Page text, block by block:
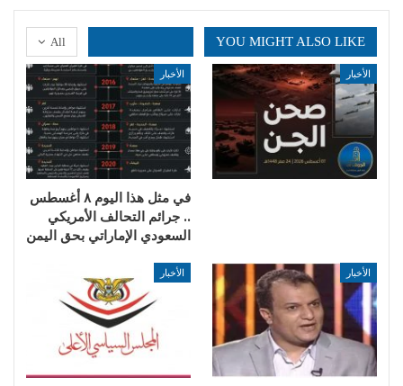
All YOU MIGHT ALSO LIKE
الأخبار الأخبار
في مثل هذا اليوم ٨ أغسطس
.. جرائم التحالف الأمريكي
السعودي الإماراتي بحق اليمن
الأخبار الأخبار